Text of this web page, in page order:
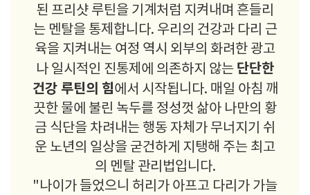
된 프리샷 루틴을 기계처럼 지켜내며 흔들리
는 멘탈을 통제합니다. 우리의 건강과 다리 근
육을 지켜내는 여정 역시 외부의 화려한 광고
나 일시적인 진통제에 의존하지 않는 단단한
건강 루틴의 힘에서 시작됩니다. 매일 아침 깨
끗한 물에 불린 녹두를 정성껏 삶아 나만의 황
금 식단을 차려내는 행동 자체가 무너지기 쉬
운 노년의 일상을 굳건하게 지탱해 주는 최고
의 멘탈 관리법입니다.
"나이가 들었으니 허리가 아프고 다리가 가늘